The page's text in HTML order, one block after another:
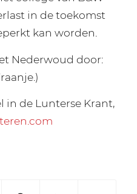
in de toekomst
kan worden.
Nederwoud door:
in de Lunterse Krant,